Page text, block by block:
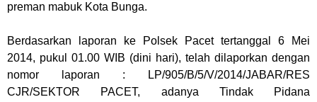
preman mabuk Kota Bunga.
Berdasarkan laporan ke Polsek Pacet tertanggal 6 Mei
2014, pukul 01.00 WIB (dini hari), telah dilaporkan dengan
nomor laporan : LP/905/B/5/V/2014/JABAR/RES
CJR/SEKTOR PACET, adanya Tindak Pidana